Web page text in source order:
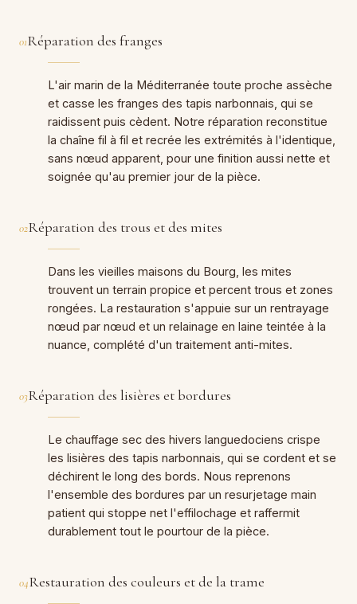
01Réparation des franges
L'air marin de la Méditerranée toute proche assèche
et casse les franges des tapis narbonnais, qui se
raidissent puis cèdent. Notre réparation reconstitue
la chaîne fil à fil et recrée les extrémités à l'identique,
sans nœud apparent, pour une finition aussi nette et
soignée qu'au premier jour de la pièce.
02Réparation des trous et des mites
Dans les vieilles maisons du Bourg, les mites
trouvent un terrain propice et percent trous et zones
rongées. La restauration s'appuie sur un rentrayage
nœud par nœud et un relainage en laine teintée à la
nuance, complété d'un traitement anti-mites.
03Réparation des lisières et bordures
Le chauffage sec des hivers languedociens crispe
les lisières des tapis narbonnais, qui se cordent et se
déchirent le long des bords. Nous reprenons
l'ensemble des bordures par un resurjetage main
patient qui stoppe net l'effilochage et raffermit
durablement tout le pourtour de la pièce.
04Restauration des couleurs et de la trame